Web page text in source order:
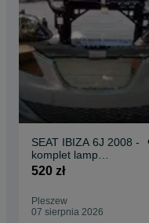
SEAT IBIZA 6J 2008 -
komplet lamp
reflektory przód nowe
520 zł
Pleszew
07 sierpnia 2026